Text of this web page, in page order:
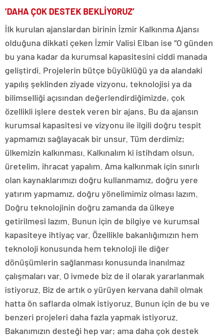
‘DAHA ÇOK DESTEK BEKLİYORUZ’
İlk kurulan ajanslardan birinin İzmir Kalkınma Ajansı
olduğuna dikkati çeken İzmir Valisi Elban ise “O günden
bu yana kadar da kurumsal kapasitesini ciddi manada
geliştirdi. Projelerin bütçe büyüklüğü ya da alandaki
yapılış şeklinden ziyade vizyonu, teknolojisi ya da
bilimselliği açısından değerlendirdiğimizde, çok
özellikli işlere destek veren bir ajans. Bu da ajansın
kurumsal kapasitesi ve vizyonu ile ilgili doğru tespit
yapmamızı sağlayacak bir unsur. Tüm derdimiz;
ülkemizin kalkınması. Kalkınalım ki istihdam olsun,
üretelim, ihracat yapalım. Ama kalkınmak için sınırlı
olan kaynaklarımızı doğru kullanmamız, doğru yere
yatırım yapmamız, doğru yönelimimiz olması lazım.
Doğru teknolojinin doğru zamanda da ülkeye
getirilmesi lazım. Bunun için de bilgiye ve kurumsal
kapasiteye ihtiyaç var. Özellikle bakanlığımızın hem
teknoloji konusunda hem teknoloji ile diğer
dönüşümlerin sağlanması konusunda inanılmaz
çalışmaları var. O ivmede biz de il olarak yararlanmak
istiyoruz. Biz de artık o yürüyen kervana dahil olmak
hatta ön saflarda olmak istiyoruz. Bunun için de bu ve
benzeri projeleri daha fazla yapmak istiyoruz.
Bakanımızın desteği hep var; ama daha çok destek